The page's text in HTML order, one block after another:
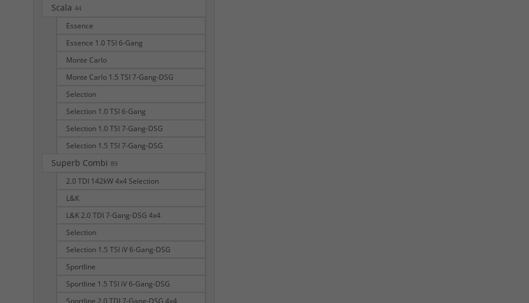
Scala 44
Essence
Essence 1.0 TSI 6-Gang
Monte Carlo
Monte Carlo 1.5 TSI 7-Gang-DSG
Selection
Selection 1.0 TSI 6-Gang
Selection 1.0 TSI 7-Gang-DSG
Selection 1.5 TSI 7-Gang-DSG
Superb Combi 89
2.0 TDI 142kW 4x4 Selection
L&K
L&K 2.0 TDI 7-Gang-DSG 4x4
Selection
Selection 1.5 TSI iV 6-Gang-DSG
Sportline
Sportline 1.5 TSI iV 6-Gang-DSG
Sportline 2.0 TDI 7-Gang-DSG 4x4